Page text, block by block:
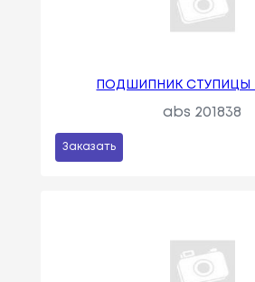
ПОДШИПНИК СТУПИЦЫ
abs 201838
Заказать